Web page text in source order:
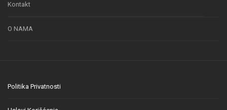
Kontakt
O NAMA
Politika Privatnosti